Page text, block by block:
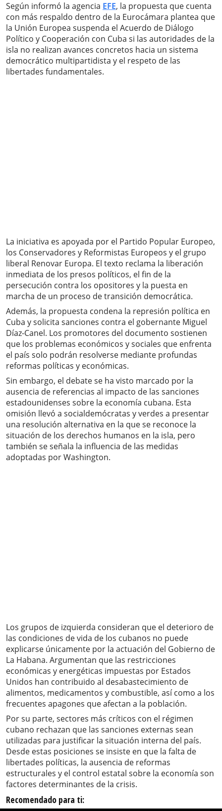
Según informó la agencia EFE, la propuesta que cuenta
con más respaldo dentro de la Eurocámara plantea que
la Unión Europea suspenda el Acuerdo de Diálogo
Político y Cooperación con Cuba si las autoridades de la
isla no realizan avances concretos hacia un sistema
democrático multipartidista y el respeto de las
libertades fundamentales.
La iniciativa es apoyada por el Partido Popular Europeo,
los Conservadores y Reformistas Europeos y el grupo
liberal Renovar Europa. El texto reclama la liberación
inmediata de los presos políticos, el fin de la
persecución contra los opositores y la puesta en
marcha de un proceso de transición democrática.
Además, la propuesta condena la represión política en
Cuba y solicita sanciones contra el gobernante Miguel
Díaz-Canel. Los promotores del documento sostienen
que los problemas económicos y sociales que enfrenta
el país solo podrán resolverse mediante profundas
reformas políticas y económicas.
Sin embargo, el debate se ha visto marcado por la
ausencia de referencias al impacto de las sanciones
estadounidenses sobre la economía cubana. Esta
omisión llevó a socialdemócratas y verdes a presentar
una resolución alternativa en la que se reconoce la
situación de los derechos humanos en la isla, pero
también se señala la influencia de las medidas
adoptadas por Washington.
Los grupos de izquierda consideran que el deterioro de
las condiciones de vida de los cubanos no puede
explicarse únicamente por la actuación del Gobierno de
La Habana. Argumentan que las restricciones
económicas y energéticas impuestas por Estados
Unidos han contribuido al desabastecimiento de
alimentos, medicamentos y combustible, así como a los
frecuentes apagones que afectan a la población.
Por su parte, sectores más críticos con el régimen
cubano rechazan que las sanciones externas sean
utilizadas para justificar la situación interna del país.
Desde estas posiciones se insiste en que la falta de
libertades políticas, la ausencia de reformas
estructurales y el control estatal sobre la economía son
factores determinantes de la crisis.
Recomendado para ti: